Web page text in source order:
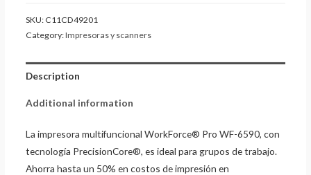
SKU: C11CD49201
Category:Impresoras y scanners
Description
Additional information
La impresora multifuncional WorkForce® Pro WF-6590, con
tecnología PrecisionCore®, es ideal para grupos de trabajo.
Ahorra hasta un 50% en costos de impresión en